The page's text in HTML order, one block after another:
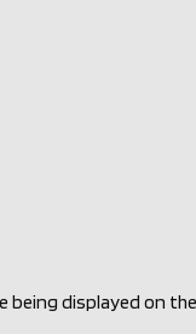
displayed on